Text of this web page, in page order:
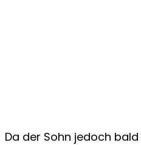
Da der Sohn jedoch